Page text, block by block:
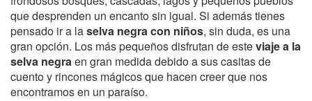
que desprenden un encanto sin igual. Si además tienes
pensado ir a laselva negra con niños, sin duda, es una
gran opción. Los más pequeños disfrutan de esteviaje a la
selva negraen gran medida debido a sus casitas de
cuento y rincones mágicos que hacen creer que nos
encontramos en un paraíso.